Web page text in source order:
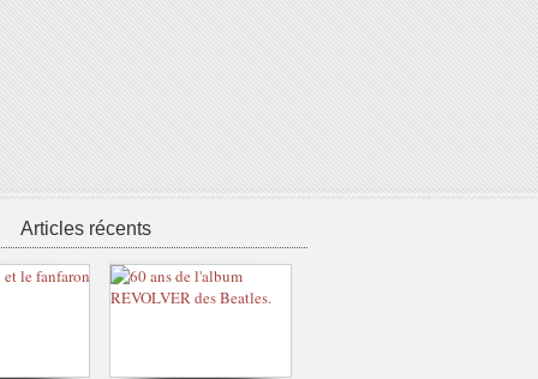
Articles récents